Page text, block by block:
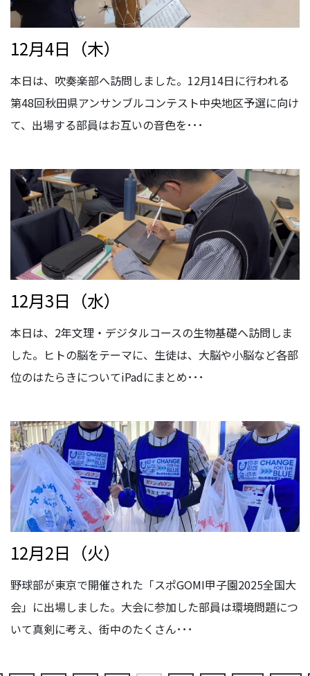
12月4日（木）
本日は、吹奏楽部へ訪問しました。12月14日に行われる
第48回秋田県アンサンブルコンテスト中央地区予選に向け
て、出場する部員はお互いの音色を･･･
12月3日（水）
本日は、2年文理・デジタルコースの生物基礎へ訪問しま
した。ヒトの脳をテーマに、生徒は、大脳や小脳など各部
位のはたらきについてiPadにまとめ･･･
12月2日（火）
野球部が東京で開催された「スポGOMI甲子園2025全国大
会」に出場しました。大会に参加した部員は環境問題につ
いて真剣に考え、街中のたくさん･･･